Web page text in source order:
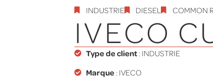
INDUSTRIE DIESEL COMMON
IVECO
Type de client : INDUSTRIE
Marque: IVECO